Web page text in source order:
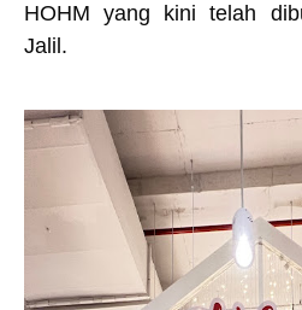
HOHM yang kini telah
Jalil.